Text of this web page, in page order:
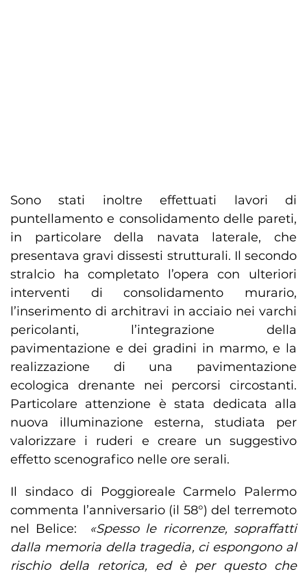
Sono stati inoltre effettuati lavori di
puntellamento e consolidamento delle pareti,
in particolare della navata laterale, che
presentava gravi dissesti strutturali. Il secondo
stralcio ha completato l’opera con ulteriori
interventi di consolidamento murario,
l’inserimento di architravi in acciaio nei varchi
pericolanti, l’integrazione della
pavimentazione e dei gradini in marmo, e la
realizzazione di una pavimentazione
ecologica drenante nei percorsi circostanti.
Particolare attenzione è stata dedicata alla
nuova illuminazione esterna, studiata per
valorizzare i ruderi e creare un suggestivo
effetto scenografico nelle ore serali.
Il sindaco di Poggioreale Carmelo Palermo
commenta l’anniversario (il 58°) del terremoto
nel Belice: «Spesso le ricorrenze, sopraffatti
dalla memoria della tragedia, ci espongono al
rischio della retorica, ed è per questo che